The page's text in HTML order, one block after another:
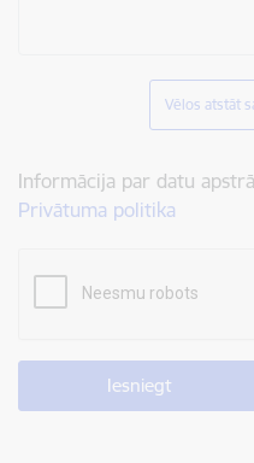
Vēlos atstāt
Informācija par datu
Privātuma politika